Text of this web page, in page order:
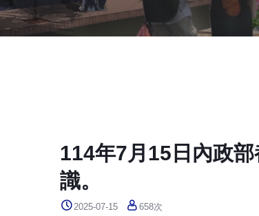
114年7月15日內政
識。
2025-07-15 658次